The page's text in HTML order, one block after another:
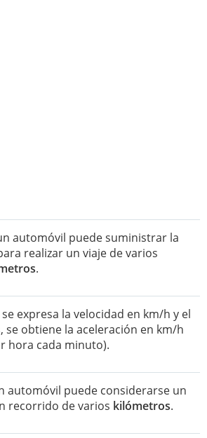
automóvil puede suministrar la
realizar un viaje de varios
.
expresa la velocidad en km/h y el
obtiene la aceleración en km/h
hora cada minuto).
automóvil puede considerarse un
recorrido de varios kilómetros.